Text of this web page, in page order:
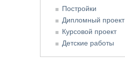
Постройки
Дипломный проект
Курсовой проект
Детские работы